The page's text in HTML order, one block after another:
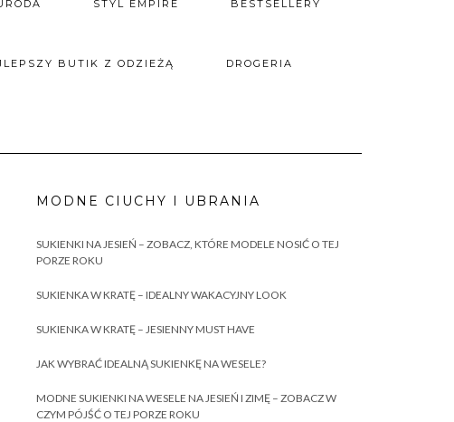
STYL EMPIRE BESTSELLERY
BUTIK Z ODZIEŻĄ DROGERIA
MODNE CIUCHY I UBRANIA
SUKIENKI NA JESIEŃ – ZOBACZ, KTÓRE MODELE NOSIĆ O TEJ
PORZE ROKU
SUKIENKA W KRATĘ – IDEALNY WAKACYJNY LOOK
SUKIENKA W KRATĘ – JESIENNY MUST HAVE
JAK WYBRAĆ IDEALNĄ SUKIENKĘ NA WESELE?
MODNE SUKIENKI NA WESELE NA JESIEŃ I ZIMĘ – ZOBACZ W
CZYM PÓJŚĆ O TEJ PORZE ROKU